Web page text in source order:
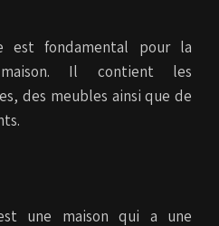
est fondamental pour la
maison. Il contient les
des meubles ainsi que de
une maison qui a une